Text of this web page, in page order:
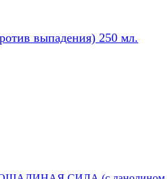
выпадения) 250 мл.